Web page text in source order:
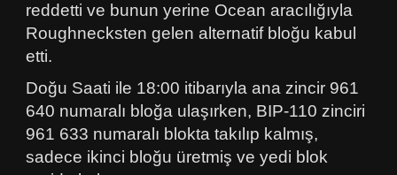
reddetti ve bunun yerine Ocean aracılığıyla
Roughnecksten gelen alternatif bloğu kabul
etti.
Doğu Saati ile 18:00 itibarıyla ana zincir 961
640 numaralı bloğa ulaşırken, BIP-110 zinciri
961 633 numaralı blokta takılıp kalmış,
sadece ikinci bloğu üretmiş ve yedi blok